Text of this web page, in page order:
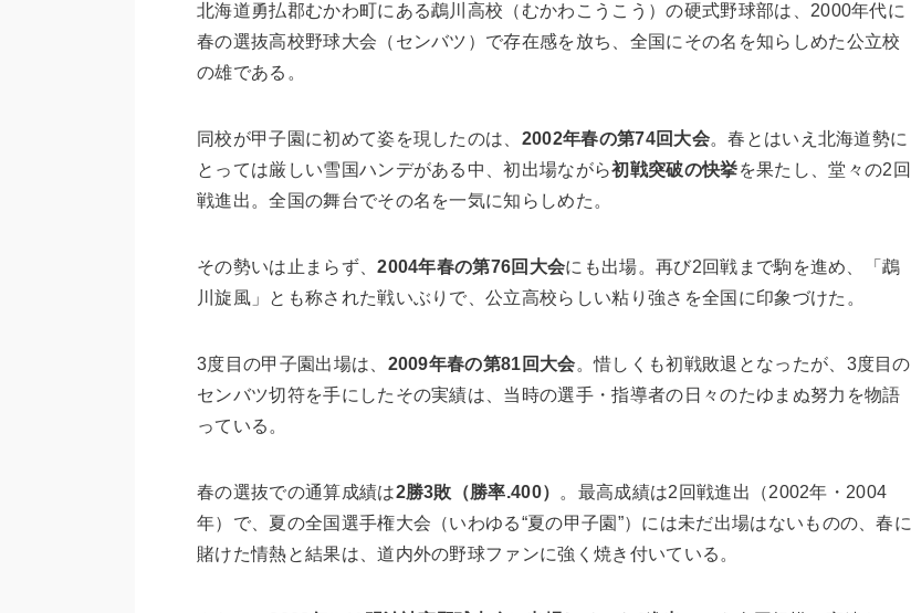
北海道勇払郡むかわ町にある鵡川高校（むかわこうこう）の硬式野球部は、2000年代に
春の選抜高校野球大会（センバツ）で存在感を放ち、全国にその名を知らしめた公立校
の雄である。
同校が甲子園に初めて姿を現したのは、 2002年春の第74回大会。春とはいえ北海道勢に
とっては厳しい雪国ハンデがある中、初出場ながら初戦突破の快挙を果たし、堂々の2回
戦進出。全国の舞台でその名を一気に知らしめた。
その勢いは止まらず、2004年春の第76回大会にも出場。再び2回戦まで駒を進め、「鵡
川旋風」とも称された戦いぶりで、公立高校らしい粘り強さを全国に印象づけた。
3度目の甲子園出場は、 2009年春の第81回大会。惜しくも初戦敗退となったが、3度目の
センバツ切符を手にしたその実績は、当時の選手・指導者の日々のたゆまぬ努力を物語
っている。
春の選抜での通算成績は2勝3敗（勝率.400） 。最高成績は2回戦進出（2002年・2004
年）で、夏の全国選手権大会（いわゆる“夏の甲子園”）には未だ出場はないものの、春に
賭けた情熱と結果は、道内外の野球ファンに強く焼き付いている。